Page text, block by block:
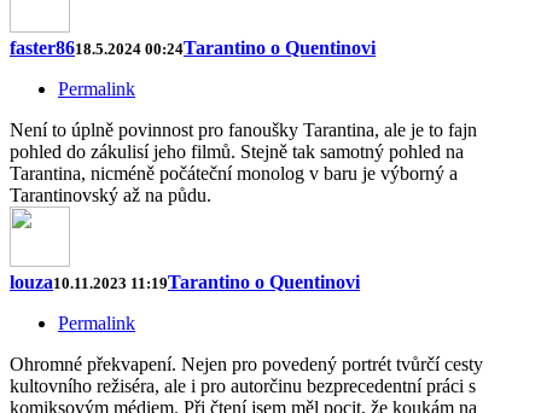
faster8618.5.2024 00:24Tarantino o Quentinovi
Permalink
Není to úplně povinnost pro fanoušky Tarantina, ale je to fajn
pohled do zákulisí jeho filmů. Stejně tak samotný pohled na
Tarantina, nicméně počáteční monolog v baru je výborný a
Tarantinovský až na půdu.
louza10.11.2023 11:19Tarantino o Quentinovi
Permalink
Ohromné překvapení. Nejen pro povedený portrét tvůrčí cesty
kultovního režiséra, ale i pro autorčinu bezprecedentní práci s
komiksovým médiem. Při čtení jsem měl pocit, že koukám na